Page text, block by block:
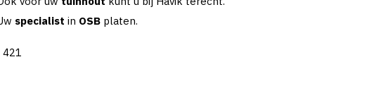
specialist in OSB platen.
421